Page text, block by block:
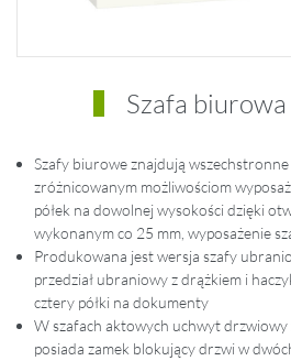
Szafa
Szafy biurowe znajdują
zróżnicowanym możliwościom
półek na dowolnej wysokości dzięki
wykonanym co 25 mm, wyposażenie
Produkowana jest wersja szafy
przedział ubraniowy z drążkiem i
cztery półki na dokumenty
W szafach aktowych uchwyt drzwiowy
posiada zamek blokujący drzwi w